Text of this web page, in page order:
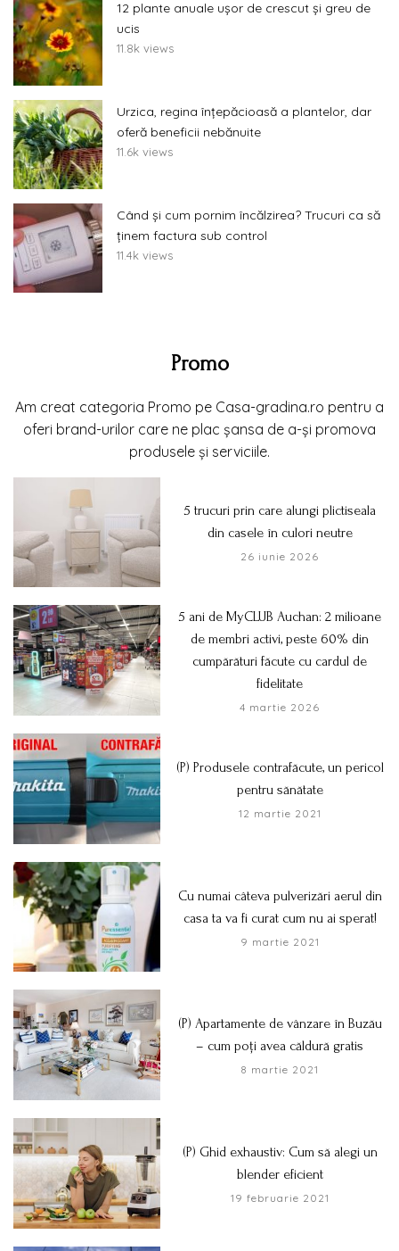
12 plante anuale ușor de crescut și greu de
ucis
11.8k views
Urzica, regina înțepăcioasă a plantelor, dar
oferă beneficii nebănuite
11.6k views
Când și cum pornim încălzirea? Trucuri ca să
ținem factura sub control
11.4k views
Promo
Am creat categoria Promo pe Casa-gradina.ro pentru a
oferi brand-urilor care ne plac șansa de a-și promova
produsele și serviciile.
5 trucuri prin care alungi plictiseala
din casele în culori neutre
26 iunie 2026
5 ani de MyCLUB Auchan: 2 milioane
de membri activi, peste 60% din
cumpărături făcute cu cardul de
fidelitate
4 martie 2026
(P) Produsele contrafăcute, un pericol
pentru sănătate
12 martie 2021
Cu numai câteva pulverizări aerul din
casa ta va fi curat cum nu ai sperat!
9 martie 2021
(P) Apartamente de vânzare în Buzău
– cum poți avea căldură gratis
8 martie 2021
(P) Ghid exhaustiv: Cum să alegi un
blender eficient
19 februarie 2021